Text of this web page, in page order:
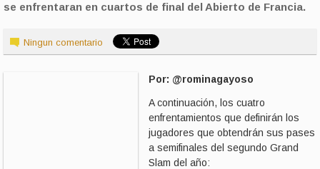
se enfrentaran en cuartos de final del Abierto de Francia.
Ningun comentario
Por: @rominagayoso
A continuación, los cuatro
enfrentamientos que definirán los
jugadores que obtendrán sus pases
a semifinales del segundo Grand
Slam del año: